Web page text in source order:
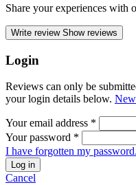
Share your experiences with
Write review Show reviews
Login
Reviews can only be
your login details below.
Your email address *
Your password *
I have forgotten my password.
Log in
Cancel